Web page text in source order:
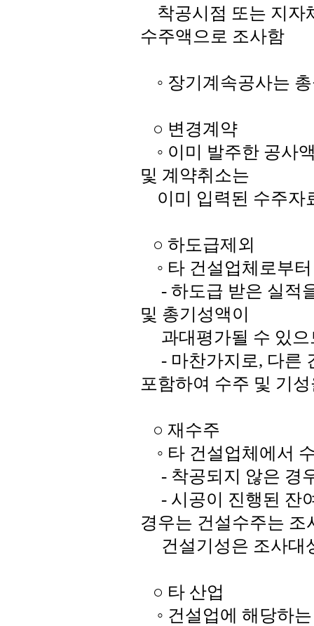
착공시점 또는 지자
수주액으로 조사함
◦ 장기계속공사는
○ 변경계약
◦ 이미 발주한 공사
및 계약취소는
이미 입력된 수주자
○ 하도급제외
◦ 타 건설업체로부
- 하도급 받은 실적
및 총기성액이
과대평가될 수 있으
- 마찬가지로, 다른
포함하여 수주 및 기
○ 재수주
◦ 타 건설업체에서
- 착공되지 않은 경
- 시공이 진행된 잔
경우는 건설수주는 조
건설기성은 조사대
○ 타 산업
◦ 건설업에 해당하